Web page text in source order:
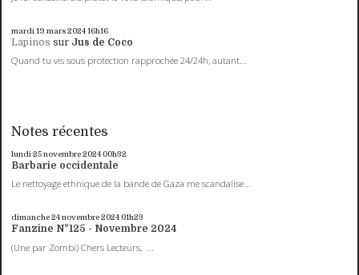
mardi 19 mars 202416h16
Lapinos sur Jus de Coco
Quand tu vis sous protection rapprochée 24/24h, autant...
Notes récentes
lundi 25novembre 2024 00h32
Barbarie occidentale
Le nettoyage ethnique de la bande de Gaza me scandalise...
dimanche 24novembre 2024 01h23
Fanzine N°125 - Novembre 2024
(Une par Zombi) Chers Lecteurs, ...